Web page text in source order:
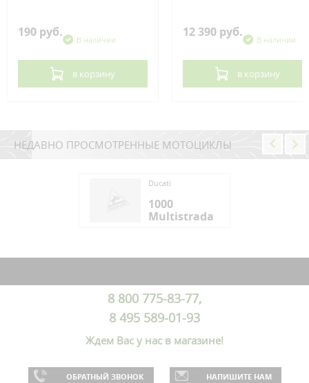
190 руб.
В наличии
в корзину
12 390 руб.
В наличии
в корзину
НЕДАВНО ПРОСМОТРЕННЫЕ МОТОЦИКЛЫ
Ducati
1000
Multistrada
8 800 775-83-77,
8 495 589-01-93
Ждем Вас у нас в магазине!
ОБРАТНЫЙ ЗВОНОК НАПИШИТЕ НАМ